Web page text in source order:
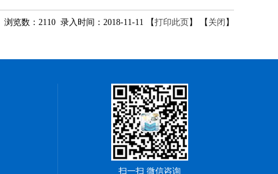
浏览数：2110 录入时间：2018-11-11 【打印此页 】 【 关闭 】
扫一扫 微信咨询